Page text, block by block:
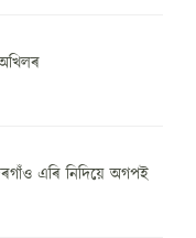
এৰি নিদিয়ে অগপই